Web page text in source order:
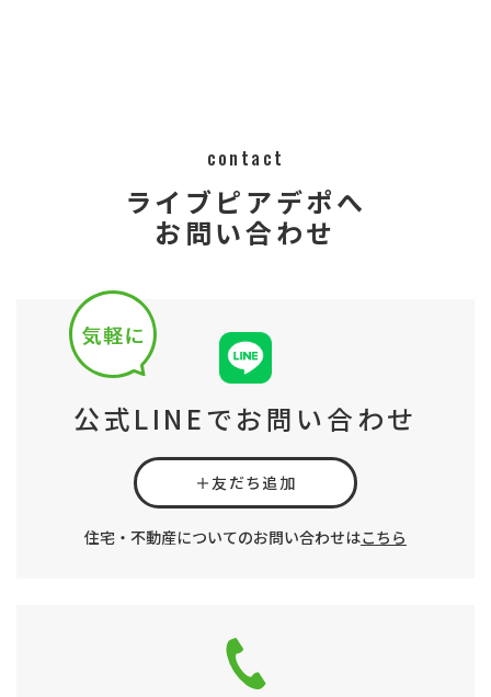
contact
ライブピアデポへ
お問い合わせ
公式LINEでお問い合わせ
＋友だち追加
住宅・不動産についてのお問い合わせはこちら